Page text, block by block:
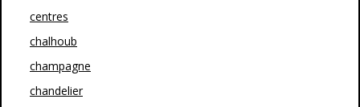
centres
chalhoub
champagne
chandelier